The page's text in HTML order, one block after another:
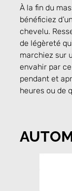
À la fin du
bénéficiez
chevelu.
de légèreté
marchiez sur
envahir par
pendant et
heures ou de